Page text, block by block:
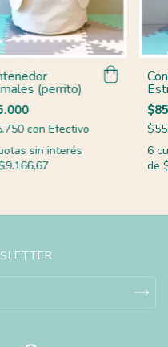
(perrito)
con Efectivo
sin interés
6
de